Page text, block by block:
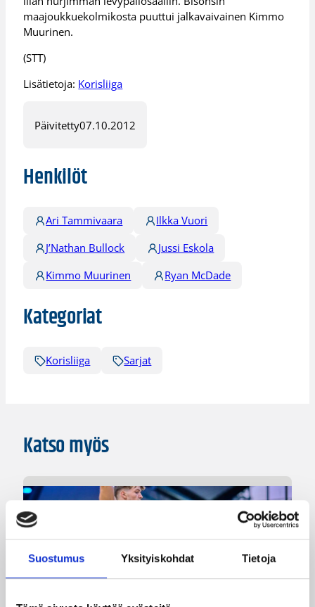
Suostumus Yksityiskohdat Tietoja
maajoukkuekolmikosta puuttui jalkavaivainen Kimmo
Muurinen.
(STT)
Lisätietoja: Korisliiga
Päivitetty07.10.2012
Henkilöt
Ari Tammivaara
Ilkka Vuori
J’Nathan Bullock
Jussi Eskola
Kimmo Muurinen
Ryan McDade
Kategoriat
Korisliiga Sarjat
Katso myös